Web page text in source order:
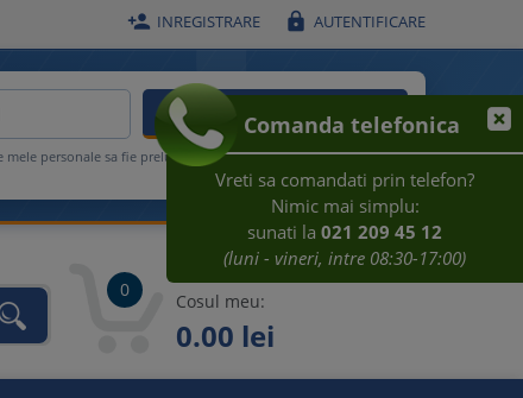
 INREGISTRARE  AUTENTIFICARE
ACTIVEAZA REDUCEREA
mele personale sa fie prelucrate conformRegulamentului UE
0
Cosul meu:
0.00 lei
Comanda telefonica
Vreti sa comandati prin telefon?
Nimic mai simplu:
sunati la 021 209 45 12
(luni - vineri, intre 08:30-17:00)